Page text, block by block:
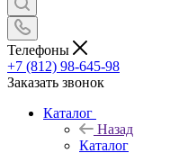
Телефоны
+7 (812) 98-645-98
Заказать звонок
Каталог
Назад
Каталог